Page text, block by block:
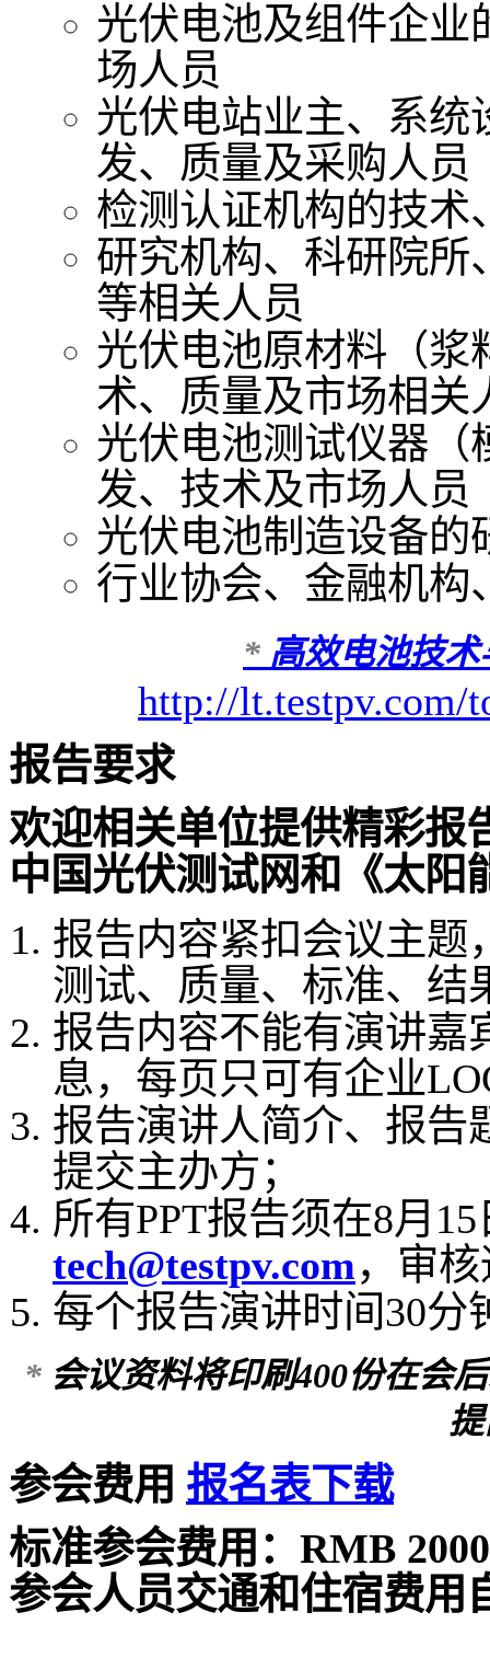
光伏电池及组件企业
场人员
光伏电站业主、系统
发、质量及采购人员
检测认证机构的技术
研究机构、科研院所
等相关人员
光伏电池原材料（浆
术、质量及市场相关
光伏电池测试仪器（
发、技术及市场人员
光伏电池制造设备的
行业协会、金融机构
* 高效电池技
http://lt.testpv.com/
报告要求
欢迎相关单位提供精彩报
中国光伏测试网和《太阳
报告内容紧扣会议主题
测试、质量、标准、结
报告内容不能有演讲嘉
息，每页只可有企业
报告演讲人简介、报告
提交主办方；
所有PPT报告须在8月 15
tech@testpv.com，审
每个报告演讲时间 30分
* 会议资料将印刷400份在会
参会费用 报名表下载
标准参会费用： RMB 2000
参会人员交通和住宿费用